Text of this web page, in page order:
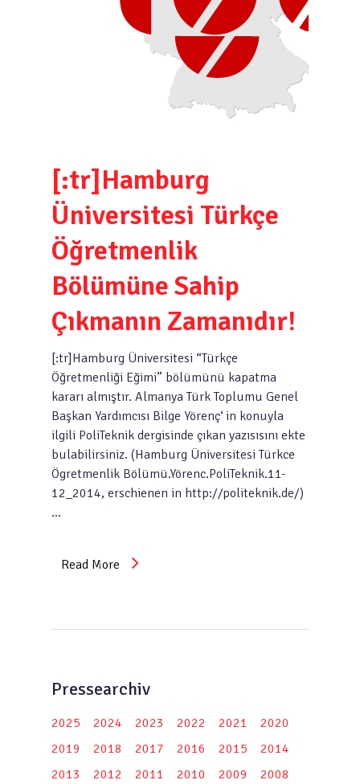
[:tr]Hamburg
Üniversitesi Türkçe
Öğretmenlik
Bölümüne Sahip
Çıkmanın Zamanıdır!
[:tr]Hamburg Üniversitesi “Türkçe
Öğretmenliği Eğimi” bölümünü kapatma
kararı almıştır. Almanya Türk Toplumu Genel
Başkan Yardımcısı Bilge Yörenç‘ in konuyla
ilgili PoliTeknik dergisinde çıkan yazısısını ekte
bulabilirsiniz. (Hamburg Üniversitesi Türkce
Ögretmenlik Bölümü.Yörenc.PoliTeknik.11-
12_2014, erschienen in http://politeknik.de/)
…
Read More
Pressearchiv
2025 2024 2023 2022 2021
2020
2019
2018 2017 2016 2015
2014
2013
2012 2011 2010 2009
2008